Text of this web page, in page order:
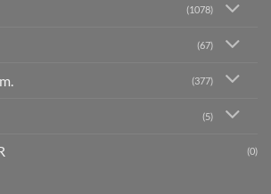
(1078)
(67)
(377)
(5)
(0)